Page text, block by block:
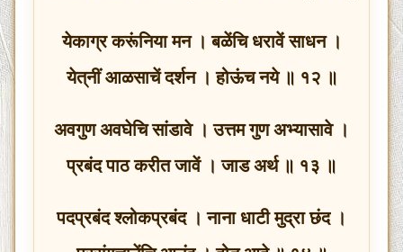
येकाग्र करूंनिया मन । बळेंचि धरावें साधन ।
येत्‌नीं आळसाचें दर्शन । होऊंच नये ॥ १२ ॥
अवगुण अवघेचि सांडावे । उत्तम गुण अभ्यासावे ।
प्रबंद पाठ करीत जावें । जाड अर्थ ॥ १३ ॥
पदप्रबंद श्लोकप्रबंद । नाना धाटी मुद्रा छंद ।